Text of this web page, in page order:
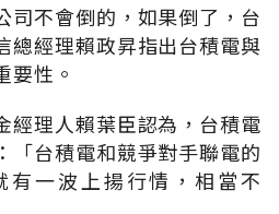
司不會倒的，如果倒了，台
總經理賴政昇指出台積電與
要性。
經理人賴葉臣認為，台積電
「台積電和競爭對手聯電的
有一波上揚行情，相當不